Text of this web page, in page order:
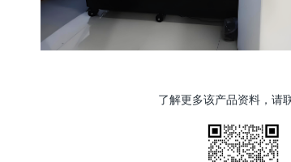
了解更多该产品资料，请